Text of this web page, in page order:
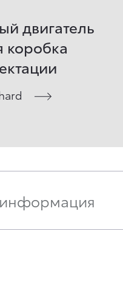
двигатель
коробка